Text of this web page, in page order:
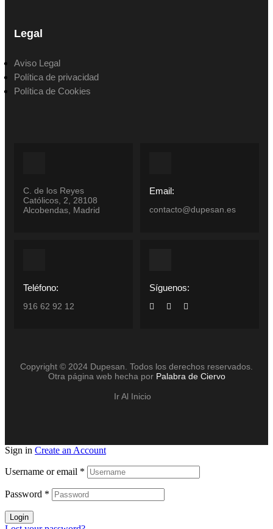
Legal
Aviso Legal
Política de privacidad
Política de Cookies
C. de los Reyes
Católicos, 2, 28108
Alcobendas, Madrid
Email:
contacto@dupesan.es
Teléfono:
916 62 92 12
Síguenos:
Copyright © 2024 Dupesan. Todos los derechos reservados.
Otra página web hecha por Palabra de Ciervo
Ir Al Inicio
Sign in Create an Account
Username or email *
Password *
Login